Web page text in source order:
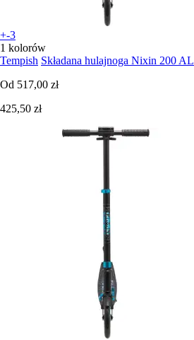
+-3
1 kolorów
Tempish Składana hulajnoga Nixin 200 AL
Od 517,00 zł
425,50 zł